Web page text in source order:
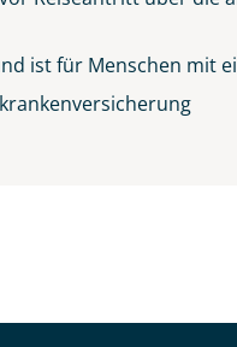
ist für Menschen mit